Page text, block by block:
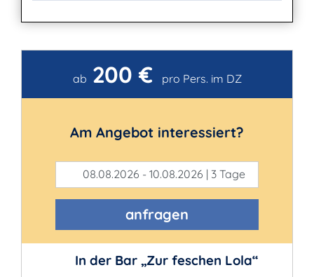
Kontakt
ab 200 € pro Pers. im DZ
Am Angebot interessiert?
08.08.2026 - 10.08.2026 | 3 Tage
anfragen
In der Bar „Zur feschen Lola“